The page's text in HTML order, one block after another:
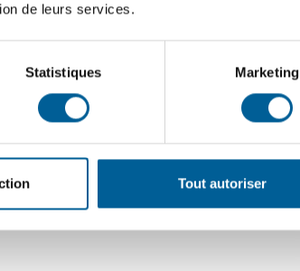
de leurs services.
Statistiques Marketing
Tout autoriser
axé sur la résolution des problèmes;